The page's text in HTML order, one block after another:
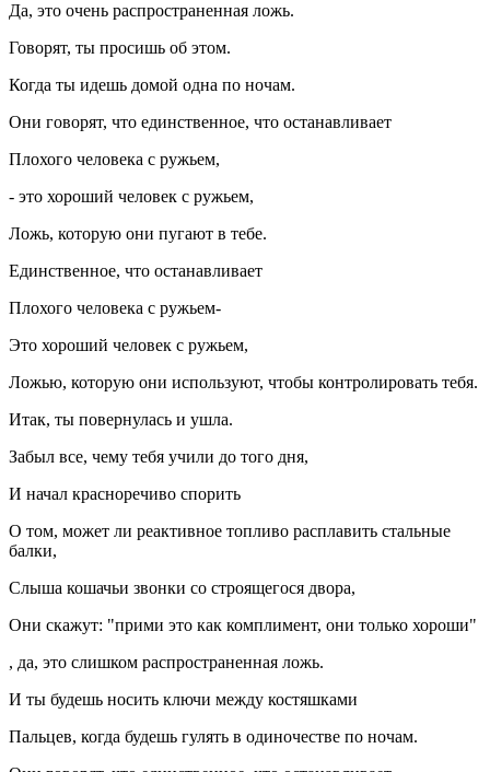
Да, это очень распространенная ложь.
Говорят, ты просишь об этом.
Когда ты идешь домой одна по ночам.
Они говорят, что единственное, что останавливает
Плохого человека с ружьем,
- это хороший человек с ружьем,
Ложь, которую они пугают в тебе.
Единственное, что останавливает
Плохого человека с ружьем-
Это хороший человек с ружьем,
Ложью, которую они используют, чтобы контролировать тебя.
Итак, ты повернулась и ушла.
Забыл все, чему тебя учили до того дня,
И начал красноречиво спорить
О том, может ли реактивное топливо расплавить стальные
балки,
Слыша кошачьи звонки со строящегося двора,
Они скажут: "прими это как комплимент, они только хороши"
, да, это слишком распространенная ложь.
И ты будешь носить ключи между костяшками
Пальцев, когда будешь гулять в одиночестве по ночам.